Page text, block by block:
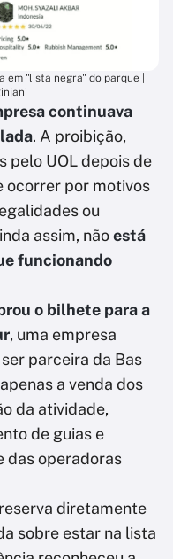
"lista negra" do parque |
continuava
. A proibição,
pelo UOL depois de
ocorrer por motivos
ou
assim, nãoestá
funcionando
o bilhete para a
, uma empresa
parceira da Bas
a venda dos
da atividade,
de guias e
das operadoras
diretamente
sobre estar na lista